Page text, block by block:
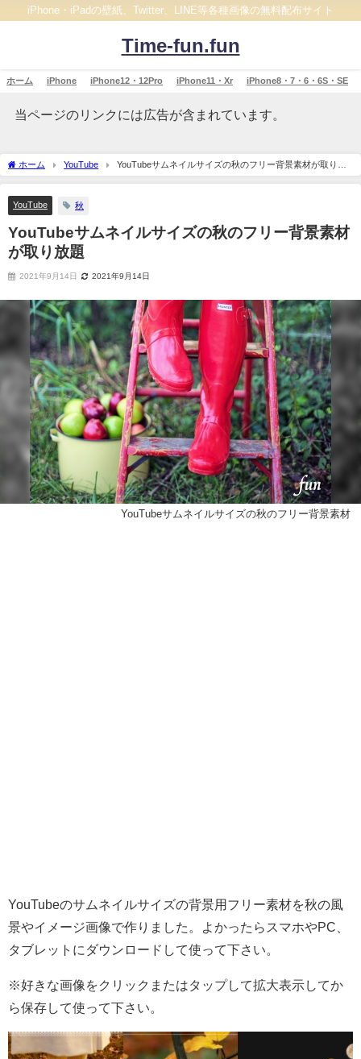
iPhone・iPadの壁紙、Twitter、LINE等各種画像の無料配布サイト
Time-fun.fun
ホーム iPhone iPhone12・12Pro iPhone11・Xr iPhone8・7・6・6S・SE
当ページのリンクには広告が含まれています。
ホーム YouTube
YouTubeサムネイルサイズの秋のフリー背景素材が取り放
題
YouTube 秋
YouTubeサムネイルサイズの秋のフリー背景素材
が取り放題
2021年9月14日 2021年9月14日
YouTubeサムネイルサイズの秋のフリー背景素材
YouTubeのサムネイルサイズの背景用フリー素材を秋の風
景やイメージ画像で作りました。よかったらスマホやPC、
タブレットにダウンロードして使って下さい。
※好きな画像をクリックまたはタップして拡大表示してか
ら保存して使って下さい。